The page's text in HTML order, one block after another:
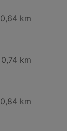
0,64 km
0,74 km
0,84 km